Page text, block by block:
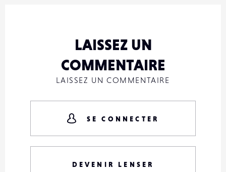
LAISSEZ UN
COMMENTAIRE
LAISSEZ UN COMMENTAIRE
SE CONNECTER
DEVENIR LENSER